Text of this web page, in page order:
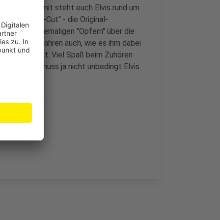
Somit steht euch Elvis rund um
"Directors-Cut" - die Original-
und ehemaligen "Opfern" über die
Wir erfahren auch, wie es ihm dabei
ist. Viel Spaß beim Zuhören
Es muss ja nicht unbedingt Elvis